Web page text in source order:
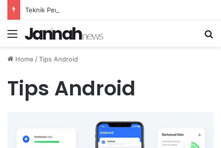
Menu
Home /Tips Android
Tips Android